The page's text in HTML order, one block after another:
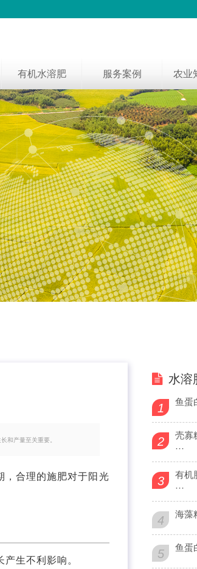
有机水溶肥 服务案例 农业
和产量至关重要。
合理的施肥对于阳光
生不利影响。
水溶
1 鱼蛋
2
壳寡
···
3
有机
···
4 海藻
5 鱼蛋